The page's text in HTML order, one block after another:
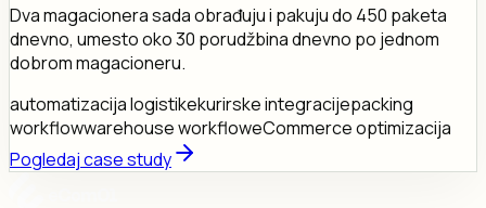
Dva magacionera sada obrađuju i pakuju do 450 paketa
dnevno, umesto oko 30 porudžbina dnevno po jednom
dobrom magacioneru.
automatizacija logistikekurirske integracijepacking
workflowwarehouse workfloweCommerce optimizacija
Pogledaj case study